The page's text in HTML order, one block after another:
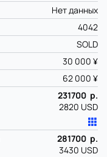
Нет данных
4042
SOLD
30 000 ¥
62 000 ¥
231700 р.
2820 USD
281700 р.
3430 USD